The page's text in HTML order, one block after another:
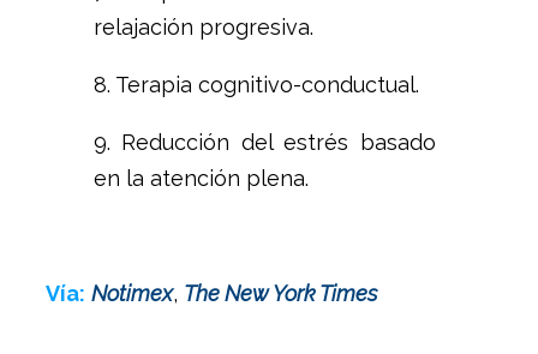
relajación progresiva.
8. Terapia cognitivo-conductual.
9. Reducción del estrés basado
en la atención plena.
Vía: Notimex, The New York Times